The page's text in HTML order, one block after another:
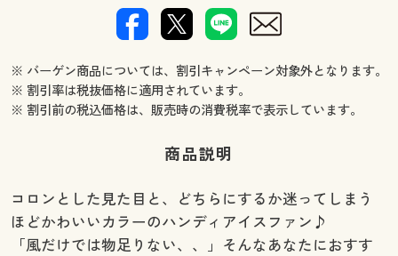
※ バーゲン商品については、割引キャンペーン対象外となります。
※ 割引率は税抜価格に適用されています。
※ 割引前の税込価格は、販売時の消費税率で表示しています。
商品説明
コロンとした見た目と、どちらにするか迷ってしまう
ほどかわいいカラーのハンディアイスファン♪
「風だけでは物足りない、、」そんなあなたにおすす